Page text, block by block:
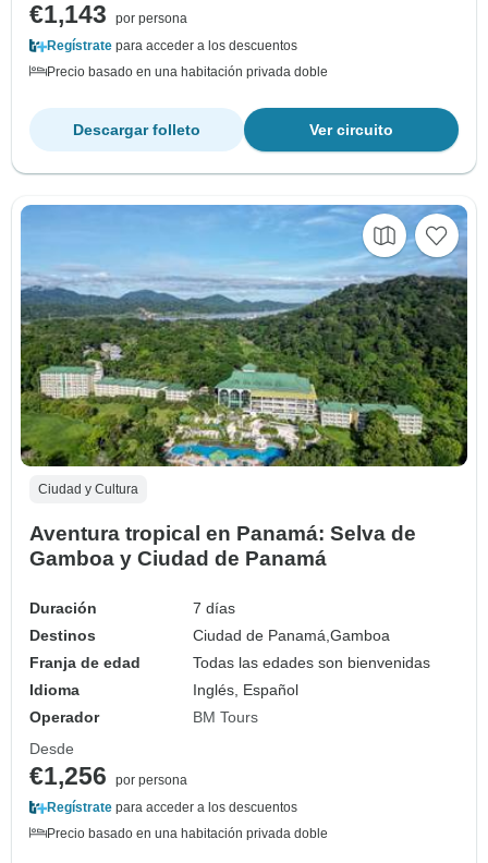
€1,143
por persona
Regístrate para acceder a los descuentos
Precio basado en una habitación privada doble
Ver circuito
Descargar folleto
Ciudad y Cultura
Aventura tropical en Panamá: Selva de
Gamboa y Ciudad de Panamá
Duración
7 días
Destinos
Ciudad de Panamá,Gamboa
Franja de edad
Todas las edades son bienvenidas
Idioma
Inglés, Español
Operador
BM Tours
Desde
€1,256
por persona
Regístrate para acceder a los descuentos
Precio basado en una habitación privada doble